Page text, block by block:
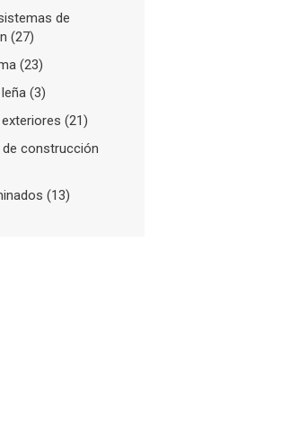
de
(27)
(23)
(3)
(21)
construcción
(13)